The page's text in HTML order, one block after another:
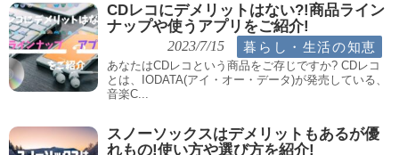
CDレコにデメリットはない?!商品ライン
ナップや使うアプリをご紹介!
2023/7/15 暮らし・生活の知恵
あなたはCDレコという商品をご存じですか? CDレコ
とは、IODATA(アイ・オー・データ)が発売している、
音楽C...
スノーソックスはデメリットもあるが優
れもの!使い方や選び方を紹介!